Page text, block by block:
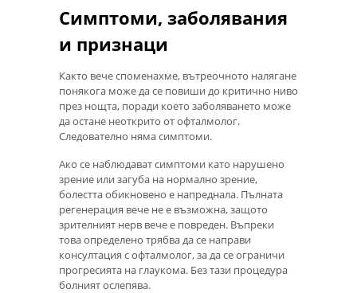
Симптоми, заболявания
и признаци
Както вече споменахме, вътреочното налягане
понякога може да се повиши до критично ниво
през нощта, поради което заболяването може
да остане неоткрито от офталмолог.
Следователно няма симптоми.
Ако се наблюдават симптоми като нарушено
зрение или загуба на нормално зрение,
болестта обикновено е напреднала. Пълната
регенерация вече не е възможна, защото
зрителният нерв вече е повреден. Въпреки
това определено трябва да се направи
консултация с офталмолог, за да се ограничи
прогресията на глаукома. Без тази процедура
болният ослепява.